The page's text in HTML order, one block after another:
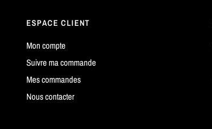
ESPACE CLIENT
Mon compte
Suivre ma commande
Mes commandes
Nous contacter